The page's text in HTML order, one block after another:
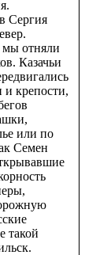
Сергия
отняли
Казачьи
и крепости,
или по
Семен
такой